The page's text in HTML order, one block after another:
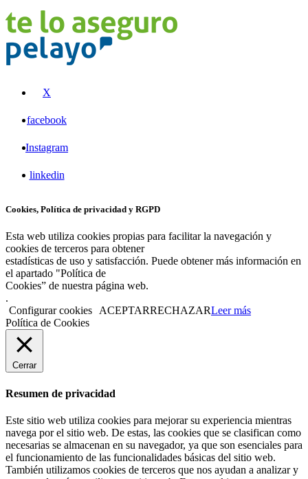
X
facebook
Instagram
linkedin
Cookies, Política de privacidad y RGPD
Esta web utiliza cookies propias para facilitar la navegación y
cookies de terceros para obtener
estadísticas de uso y satisfacción. Puede obtener más información en
el apartado "Política de
Cookies” de nuestra página web.
.
Configurar cookies ACEPTARRECHAZARLeer más
Política de Cookies
Cerrar
Resumen de privacidad
Este sitio web utiliza cookies para mejorar su experiencia mientras
navega por el sitio web. De estas, las cookies que se clasifican como
necesarias se almacenan en su navegador, ya que son esenciales para
el funcionamiento de las funcionalidades básicas del sitio web.
También utilizamos cookies de terceros que nos ayudan a analizar y